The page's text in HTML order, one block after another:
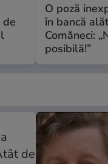
de
O poză
în bancă
Comăneci:
posibilă!”